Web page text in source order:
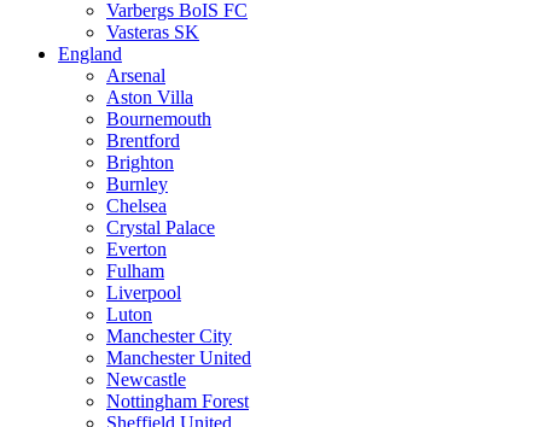
Varbergs BoIS FC
Vasteras SK
England
Arsenal
Aston Villa
Bournemouth
Brentford
Brighton
Burnley
Chelsea
Crystal Palace
Everton
Fulham
Liverpool
Luton
Manchester City
Manchester United
Newcastle
Nottingham Forest
Sheffield United